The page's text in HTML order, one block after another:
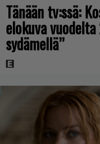
Tänään tv:ssä:
elokuva
sydämellä”